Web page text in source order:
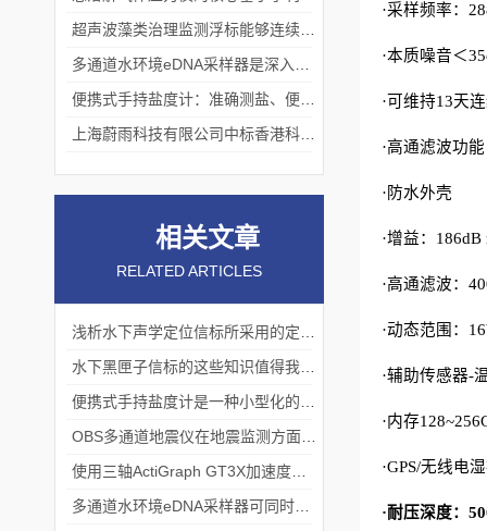
·采样频率：
·本质噪音＜
·可维持13天
·高通滤波功能
·防水外壳
·增益： 186dB
·高通滤波：
·动态范围：
·辅助传感器-
·内存
·GPS/无线电
·耐压深度：
相关文章
RELATED ARTICLES